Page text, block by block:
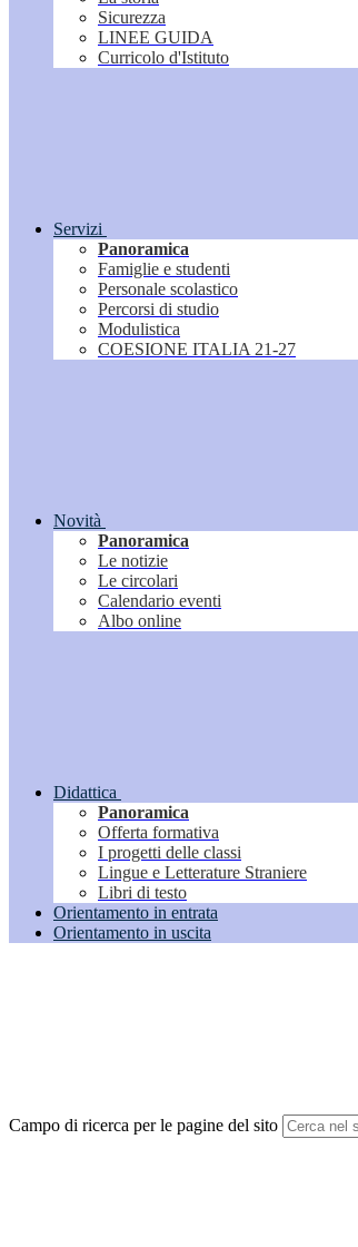
Sicurezza
LINEE GUIDA
Curricolo d'Istituto
Servizi
Panoramica
Famiglie e studenti
Personale scolastico
Percorsi di studio
Modulistica
COESIONE ITALIA 21-27
Novità
Panoramica
Le notizie
Le circolari
Calendario eventi
Albo online
Didattica
Panoramica
Offerta formativa
I progetti delle classi
Lingue e Letterature Straniere
Libri di testo
Orientamento in entrata
Orientamento in uscita
Campo di ricerca per le pagine del sito